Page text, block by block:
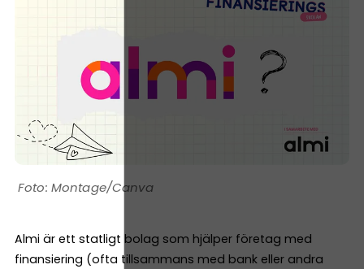
Montage/Canva
Almi är ett statligt bolag som hjälper företag med
finansiering (ofta tillsammans med bank eller andra